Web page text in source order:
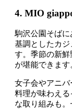
4. MIO
駒沢公園そば
基調としたカ
す。季節の新
が堪能できます
女子会やアニ
料理が味わえ
な取り組みも